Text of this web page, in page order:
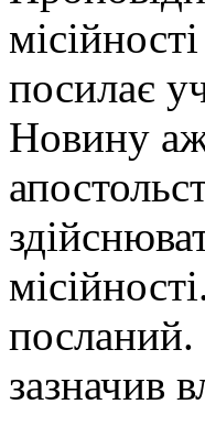
посилає
Новину
посланий.
зазначив